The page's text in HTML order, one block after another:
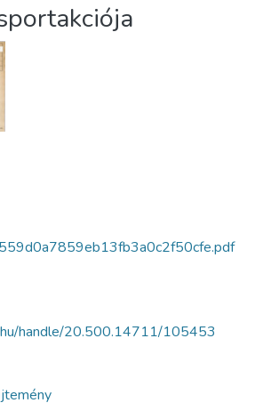
handle/20.500.14711/105453